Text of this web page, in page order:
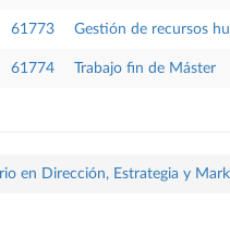
61773 Gestión de recursos
61774 Trabajo fin de Máster
en Dirección, Estrategia y